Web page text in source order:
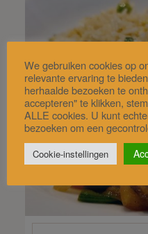
We gebruiken cookies op
relevante ervaring te
herhaalde bezoeken te
accepteren" te klikken,
ALLE cookies. U kunt
bezoeken om een
Cookie-instellingen